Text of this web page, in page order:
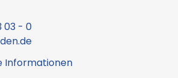
03 - 0
Informationen